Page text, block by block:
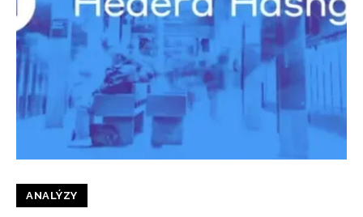
ANALÝZY